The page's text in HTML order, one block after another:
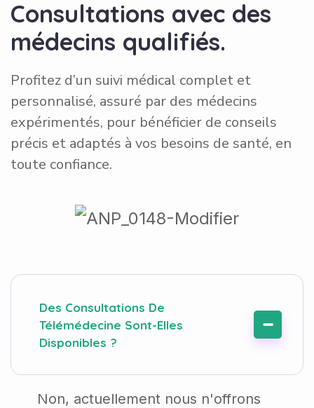
Consultations avec des
médecins qualifiés.
Profitez d’un suivi médical complet et
personnalisé, assuré par des médecins
expérimentés, pour bénéficier de conseils
précis et adaptés à vos besoins de santé, en
toute confiance.
Des Consultations De
Télémédecine Sont-Elles
Disponibles ?
Non, actuellement nous n'offrons